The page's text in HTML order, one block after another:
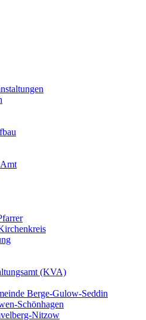
(KVA)
Berge-Gulow-Seddin
Schönhagen
Nitzow